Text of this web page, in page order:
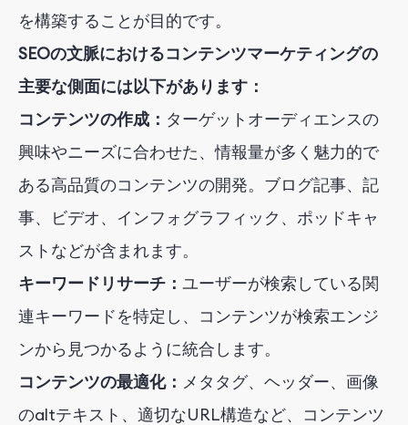
を構築することが目的です。
SEOの文脈におけるコンテンツマーケティングの
主要な側面には以下があります：
コンテンツの作成： ターゲットオーディエンスの
興味やニーズに合わせた、情報量が多く魅力的で
ある高品質のコンテンツの開発。ブログ記事、記
事、ビデオ、インフォグラフィック、ポッドキャ
ストなどが含まれます。
キーワードリサーチ： ユーザーが検索している関
連キーワードを特定し、コンテンツが検索エンジ
ンから見つかるように統合します。
コンテンツの最適化： メタタグ、ヘッダー、画像
のaltテキスト、適切なURL構造など、コンテンツ